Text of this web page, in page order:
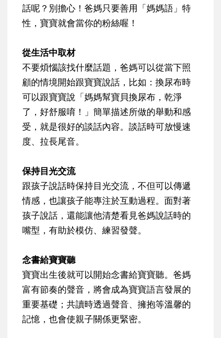
話呢？別擔心！爸媽只要善用「媽媽語」特
性，寶寶就會當你的粉絲喔！
從生活中取材
不要煩惱該找什麼話題，爸媽可以從當下照
顧的情境開始跟寶寶說話，比如：換尿布時
可以跟寶寶說「媽媽幫寶貝換尿布，乾淨
了，好舒服唷！」簡單描述所做的舉動和感
受，就是很好的談話內容。談話時可放慢速
度、拉長尾音。
保持目光交流
跟孩子說話時保持目光交流，不但可以傳遞
情感，也讓孩子能專注於互動過程。面對著
孩子說話，還能讓他清楚看見爸媽說話時的
嘴型，有助於模仿、練習發聲。
念書給寶寶聽
寶寶出生後就可以開始念書給寶寶聽。爸媽
富有節奏的聲音，將會成為寶寶語言發展的
重要基礎；共讀時透過聲音、擁抱等溫馨的
記憶，也會使親子關係更緊密。